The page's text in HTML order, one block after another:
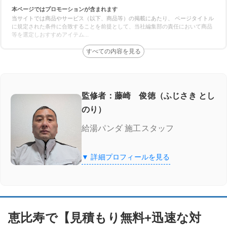
本ページではプロモーションが含まれます
当サイトでは商品やサービス（以下、商品等）の掲載にあたり、 ページタイトル
に規定された条件に合致することを前提として、当社編集部の責任において商品
等を選定しおすすめアイテム
監修者：藤崎 俊徳（ふじさき とし
のり）
給湯パンダ 施工スタッフ
▼ 詳細プロフィールを見る
恵比寿で【見積もり無料+迅速な対